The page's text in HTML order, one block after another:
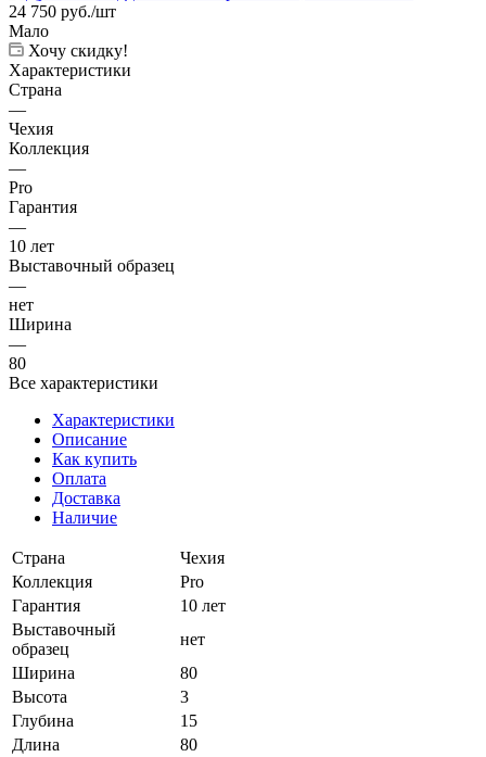
24 750 руб./шт
Мало
Хочу скидку!
Характеристики
Страна
—
Чехия
Коллекция
—
Pro
Гарантия
—
10 лет
Выставочный образец
—
нет
Ширина
—
80
Все характеристики
Характеристики
Описание
Как купить
Оплата
Доставка
Наличие
Страна
Чехия
Коллекция
Pro
Гарантия
10 лет
Выставочный
образец
нет
Ширина
80
Высота
3
Глубина
15
Длина
80